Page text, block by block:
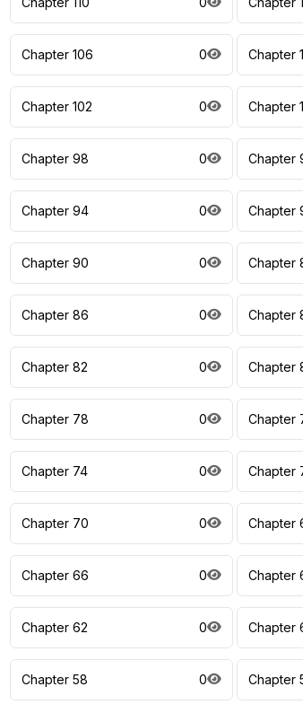
Chapter 106 0 Chapter
Chapter 102 0 Chapter
Chapter 98 0 Chapter
Chapter 94 0 Chapter
Chapter 90 0 Chapter
Chapter 86 0 Chapter
Chapter 82 0 Chapter
Chapter 78 0 Chapter
Chapter 74 0 Chapter
Chapter 70 0 Chapter
Chapter 66 0 Chapter
Chapter 62 0 Chapter
Chapter 58 0 Chapter